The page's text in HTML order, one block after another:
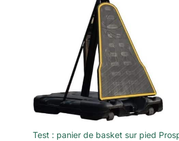
Test : panier de basket sur pied